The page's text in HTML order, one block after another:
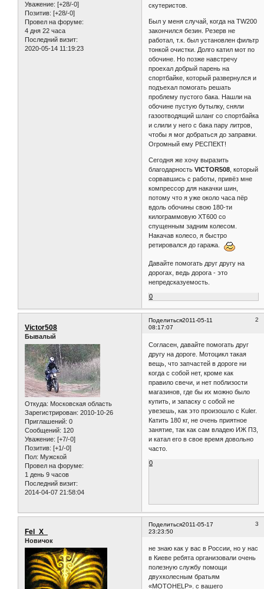
Уважение: [+28/-0]
Позитив: [+28/-0]
Провел на форуме:
4 дня 22 часа
Последний визит:
2020-05-14 11:19:23
скутеристов.
Был у меня случай, когда на TW200
закончился безин. Резерв не
работал, т.к. был установлен фильтр
тонкой очистки. Долго катил мот по
обочине. Но позже навстречу
проехал добрый парень на
спортбайке, который развернулся и
подъехал помогать решать
проблему пустого бака. Нашли на
обочине пустую бутылку, сняли
газоотводящий шланг со спортбайка
и слили у него с бака пару литров,
чтобы я мог добраться до заправки.
Огромный ему РЕСПЕКТ!
Сегодня же хочу выразить
благодарностьVICTOR508 , который
сорвавшись с работы, привёз мне
компрессор для накачки шин,
потому что я уже около часа пёр
вдоль обочины свою 180-ти
килограммовую XT600 со
спущенным задним колесом.
Накачав колесо, я быстро
ретировался до гаража.
Давайте помогать друг другу на
дорогах, ведь дорога - это
непредсказуемость.
0
Поделиться 2
2011-05-11
08:17:07
Victor508
Бывалый
Откуда: Московская область
Зарегистрирован: 2010-10-26
Приглашений: 0
Сообщений: 120
Уважение: [+7/-0]
Позитив: [+1/-0]
Пол: Мужской
Провел на форуме:
1 день 9 часов
Последний визит:
2014-04-07 21:58:04
Согласен, давайте помогать друг
другу на дороге. Мотоцикл такая
вещь, что запчастей в дороге ни
когда с собой нет, кроме как
правило свечи, и нет поблизости
магазинов, где бы их можно было
купить, и запаску с собой не
увезешь, как это произошло с Kuler.
Катить 180 кг, не очень приятное
занятие, так как сам владею ИЖ П3,
и катал его в свое время довольно
часто.
0
Поделиться 3
2011-05-17
23:23:50
Fel_X_
Новичок
не знаю как у вас в России, но у нас
в Киеве ребята организовали очень
полезную службу помощи
двухколесным братьям
«МОТОHELP». с вашего